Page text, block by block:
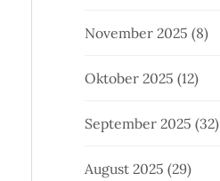
November 2025 (8)
Oktober 2025 (12)
September 2025 (32)
August 2025 (29)